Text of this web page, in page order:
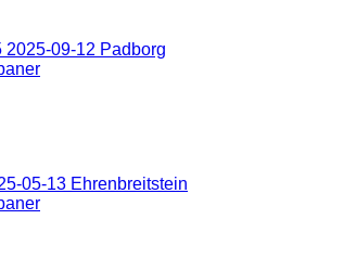
09-12 Padborg
05-13 Ehrenbreitstein